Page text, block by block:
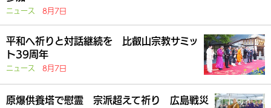
ニュース 8月7日
平和へ祈りと対話継続を 比叡山宗教サミッ
ト39周年
ニュース 8月7日
原爆供養塔で慰霊 宗派超えて祈り 広島戦災